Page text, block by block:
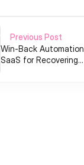
Previous Post
Win‑Back Automation
SaaS for Recovering